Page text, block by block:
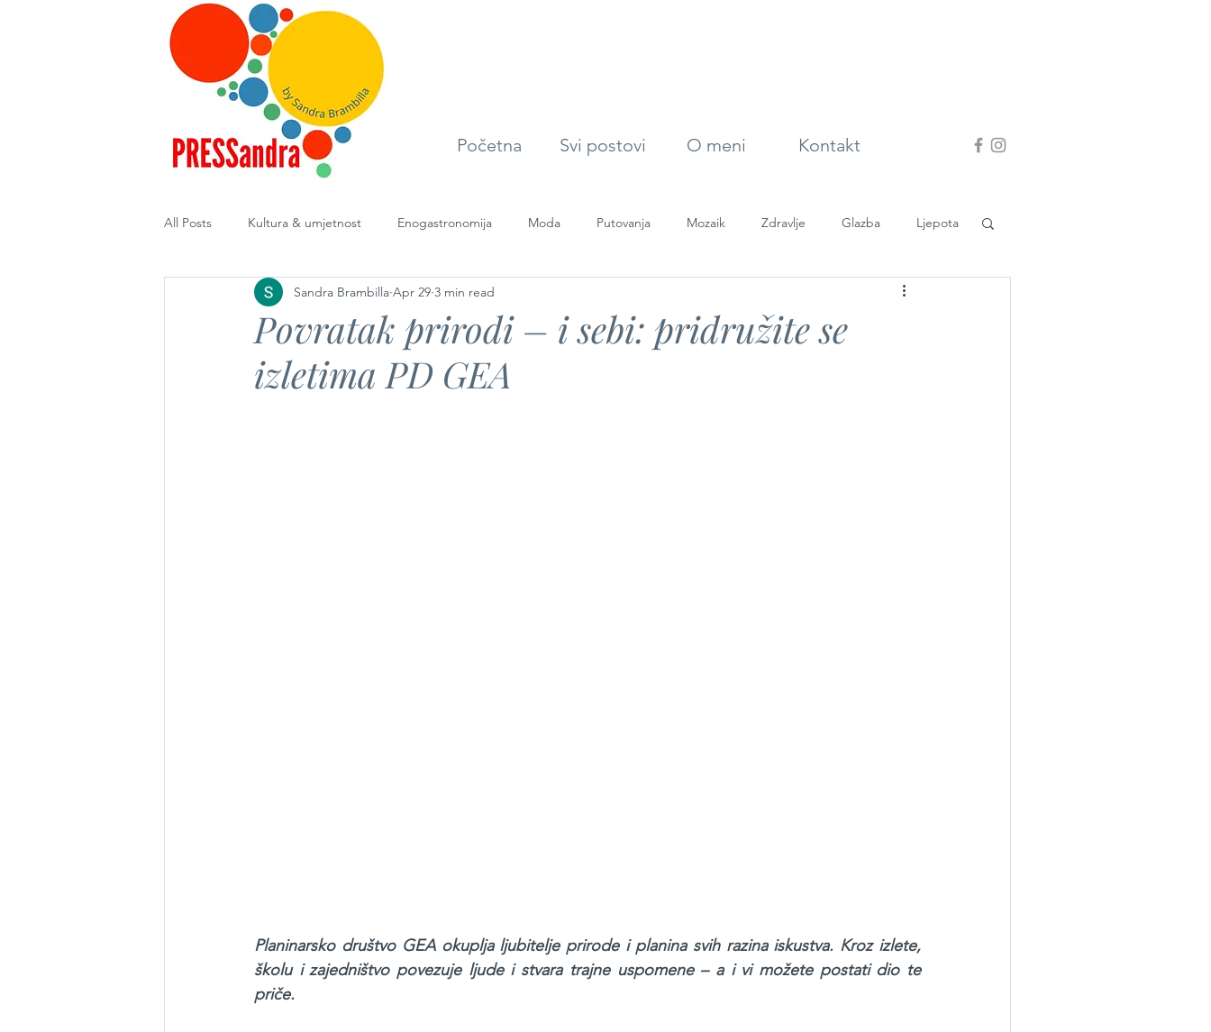
Početna Svi postovi O meni Kontakt
All Posts Kultura & umjetnost Enogastronomija Moda Putovanja Mozaik Zdravlje Glazba Ljepota
Diplomacija
Povratak prirodi – i sebi: pridružite se
izletima PD GEA
Sandra Brambilla Apr 29 3 min read
Planinarsko društvo GEA okuplja ljubitelje prirode i planina svih razina iskustva. Kroz izlete,
školu i zajedništvo povezuje ljude i stvara trajne uspomene – a i vi možete postati dio te
priče.